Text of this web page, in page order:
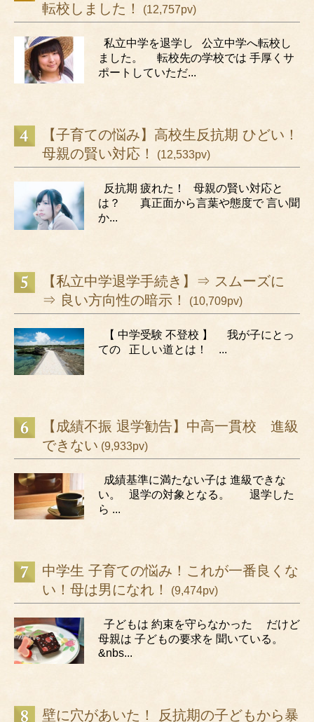
転校しました！ (12,757pv)
私立中学を退学し 公立中学へ転校し
ました。 転校先の学校では 手厚くサ
ポートしていただ...
【子育ての悩み】高校生反抗期 ひどい！
母親の賢い対応！
(12,533pv)
反抗期 疲れた！ 母親の賢い対応と
は？ 真正面から言葉や態度で 言い聞
か...
【私立中学退学手続き】⇒ スムーズに
⇒ 良い方向性の暗示！
(10,709pv)
【 中学受験 不登校 】 我が子にとっ
ての 正しい道とは！ ...
【成績不振 退学勧告】中高一貫校 進級
できない (9,933pv)
成績基準に満たない子は 進級できな
い。 退学の対象となる。 退学した
ら ...
中学生 子育ての悩み！これが一番良くな
い！母は男になれ！
(9,474pv)
子どもは 約束を守らなかった だけど
母親は 子どもの要求を 聞いている。
&nbs...
壁に穴があいた！ 反抗期の子どもから暴